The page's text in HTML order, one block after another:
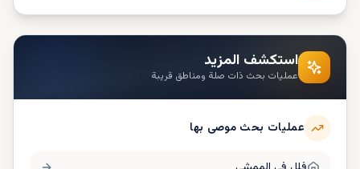
استكشف المزيد
عمليات بحث ذات صلة ومناطق قريبة
عمليات بحث موصى بها